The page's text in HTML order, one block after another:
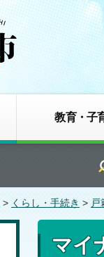
教育・子
> くらし・手続き > 戸
マイ